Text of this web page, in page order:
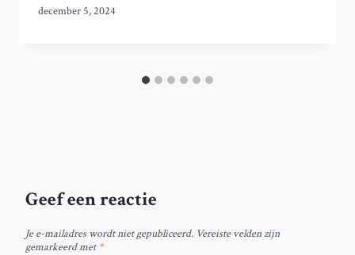
december 5, 2024
Geef een reactie
Je e-mailadres wordt niet gepubliceerd. Vereiste velden zijn
gemarkeerd met*